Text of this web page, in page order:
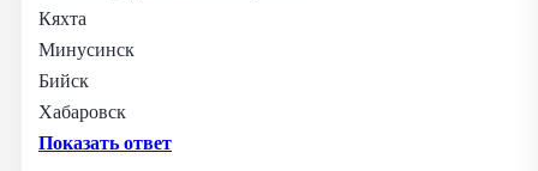
Кяхта
Минусинск
Бийск
Хабаровск
Показать ответ